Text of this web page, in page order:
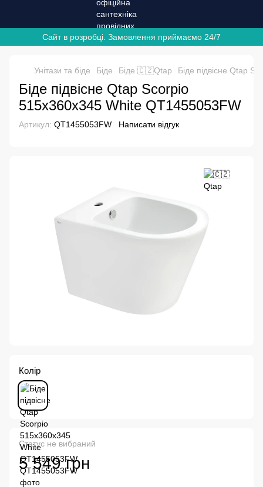
Сайт в розробці. Замовлення приймаємо 24/7
Унітази та біде Біде Біде 🇨🇿Qtap Біде підвісне Qtap
Біде підвісне Qtap Scorpio
515x360x345 White QT1455053FW
Артикул: QT1455053FW Написати відгук
Колір
Статус не вибраний
5 549 грн